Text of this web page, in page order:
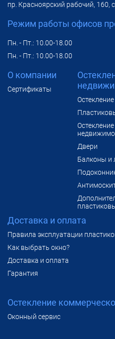
пр. Красноярский рабочий, 160,
Режим работы офисов
Пн. - Пт.: 10.00-18.00
Пн. - Пт.: 10.00-18.00
О компании
Сертификаты
Двери
Балконы и
Доставка и оплата
Правила эксплуатации
Как выбрать окно?
Доставка и оплата
Гарантия
Остекление
Оконный сервис